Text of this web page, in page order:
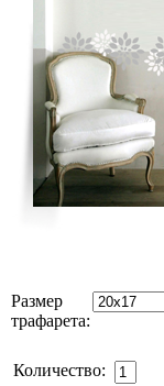
Размер
трафарета:
Количество: